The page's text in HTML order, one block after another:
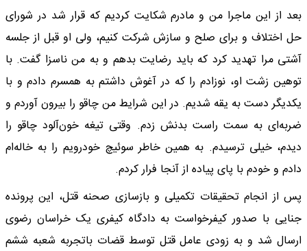
بعد از این ماجرا من و مادرم شکایت کردیم که قرار شد در شورای
حل اختلاف و برای صلح و سازش شرکت کنیم، ولی او قبل از جلسه
آشتی مرا تهدید کرد که باید رضایت بدهم و به من ناسزا گفت. با
توهین زشت او، نوزادم را که در آغوش داشتم به همسرم دادم و با
یکدیگر دست به یقه شدیم. در این شرایط من چاقو را بیرون آوردم و
ضربه‌ای به سمت راست بدنش زدم. وقتی تیغه خون‌آلود چاقو را
دیدم، خیلی ترسیدم. به همین خاطر سوئیچ خودرویم را به خاله‌ام
دادم و خودم با پای پیاده از آنجا فرار کردم.
پس از انجام تحقیقات تکمیلی و بازسازی صحنه قتل، این پرونده
جنایی با صدور کیفرخواست به دادگاه کیفری یک خراسان رضوی
ارسال شد و به زودی عامل قتل توسط قضات باتجربه شعبه ششم